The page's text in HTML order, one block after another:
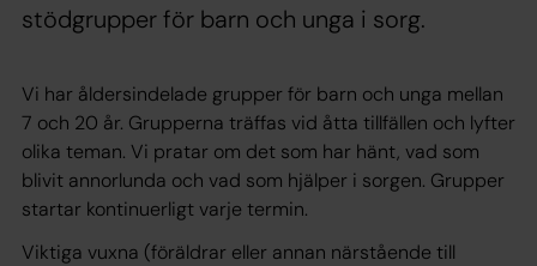
stödgrupper för barn och unga i sorg.
Vi har åldersindelade grupper för barn och unga mellan
7 och 20 år. Grupperna träffas vid åtta tillfällen och lyfter
olika teman. Vi pratar om det som har hänt, vad som
blivit annorlunda och vad som hjälper i sorgen. Grupper
startar kontinuerligt varje termin.
Viktiga vuxna (föräldrar eller annan närstående till